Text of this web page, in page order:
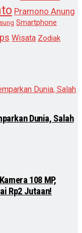
Pramono Anung
Smartphone
Wisata Zodiak
Dunia, Salah
108 MP,
Rp2 Jutaan!